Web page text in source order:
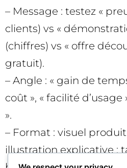
– Message : testez «
clients) vs «
(chiffres) vs « offre
gratuit).
– Angle : « gain de
coût », « facilité
».
– Format : visuel
illustration explicative ;